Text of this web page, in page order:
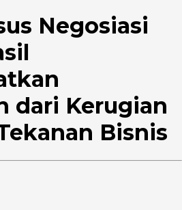
Negosiasi
dari Kerugian
Bisnis